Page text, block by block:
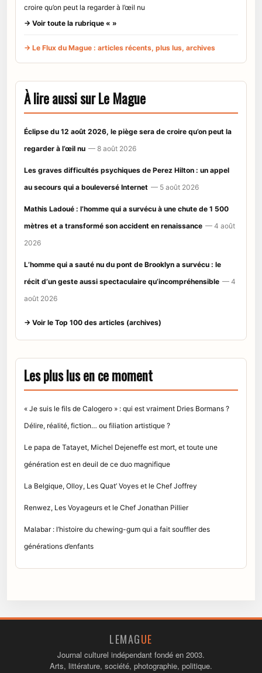
croire qu’on peut la regarder à l’œil nu
→ Voir toute la rubrique « »
→ Le Flux du Mague : articles récents, plus lus, archives
À lire aussi sur Le Mague
Éclipse du 12 août 2026, le piège sera de croire qu’on peut la
regarder à l’œil nu — 8 août 2026
Les graves difficultés psychiques de Perez Hilton : un appel
au secours qui a bouleversé Internet — 5 août 2026
Mathis Ladoué : l’homme qui a survécu à une chute de 1 500
mètres et a transformé son accident en renaissance — 4 août
2026
L’homme qui a sauté nu du pont de Brooklyn a survécu : le
récit d’un geste aussi spectaculaire qu’incompréhensible — 4
août 2026
→ Voir le Top 100 des articles (archives)
Les plus lus en ce moment
« Je suis le fils de Calogero » : qui est vraiment Dries Bormans ?
Délire, réalité, fiction… ou filiation artistique ?
Le papa de Tatayet, Michel Dejeneffe est mort, et toute une
génération est en deuil de ce duo magnifique
La Belgique, Olloy, Les Quat’ Voyes et le Chef Joffrey
Renwez, Les Voyageurs et le Chef Jonathan Pillier
Malabar : l’histoire du chewing-gum qui a fait souffler des
générations d’enfants
LEMAGUE
Journal culturel indépendant fondé en 2003.
Arts, littérature, société, photographie, politique.